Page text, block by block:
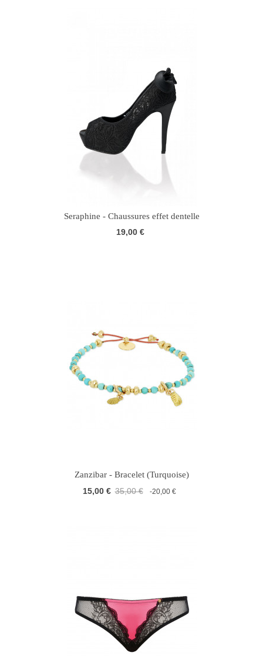
Seraphine - Chaussures effet dentelle
19,00 €
Zanzibar - Bracelet (Turquoise)
15,00 € 35,00 € -20,00 €